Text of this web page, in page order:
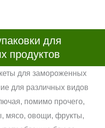
для
продуктов
для замороженных
для различных видов
помимо прочего,
мясо, овощи, фрукты,